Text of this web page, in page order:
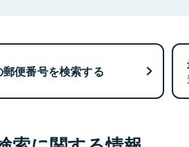
郵便番号を検索する